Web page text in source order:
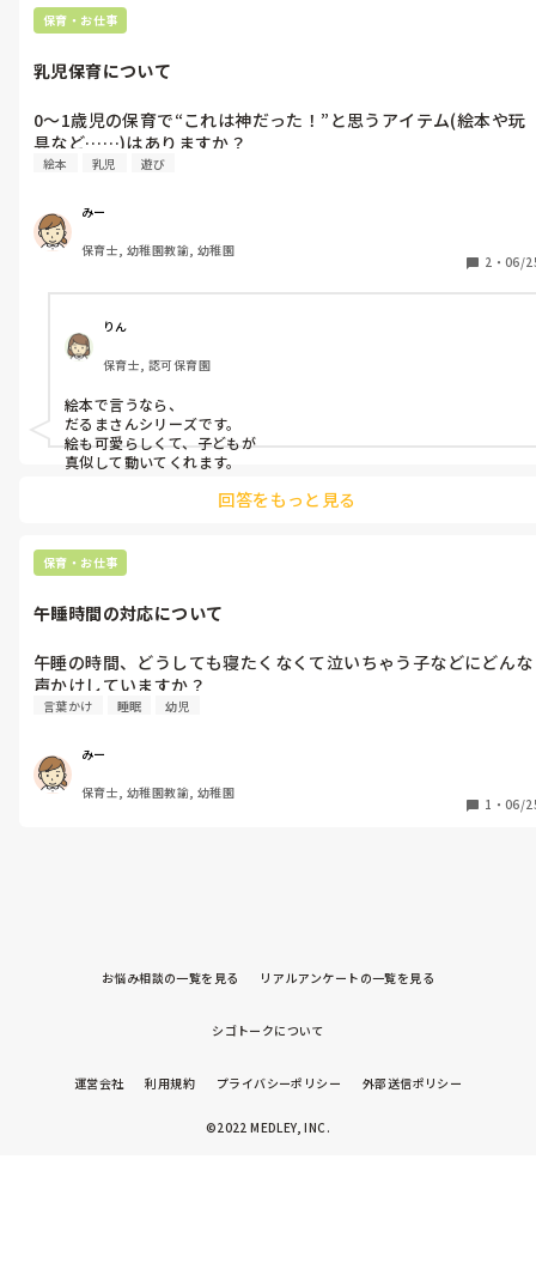
保育・お仕事
乳児保育について
0〜1歳児の保育で“これは神だった！”と思うアイテム(絵本や玩
絵本 乳児 遊び
みー
保育士, 幼稚園教諭, 幼稚園
2 ・ 06/
りん
保育士, 認可保育園
絵本で言うなら、
だるまさんシリーズです。
絵も可愛らしくて、子どもが
真似して動いてくれます。
回答をもっと見る
保育・お仕事
午睡時間の対応について
午睡の時間、どうしても寝たくなくて泣いちゃう子などにどんな
声かけしていますか？
言葉かけ 睡眠 幼児
みー
保育士, 幼稚園教諭, 幼稚園
1 ・ 06/
お悩み相談の一覧を見る リアルアンケートの一覧を見る
シゴトークについて
運営会社 利用規約 プライバシーポリシー 外部送信ポリシー
©2022 MEDLEY, INC.